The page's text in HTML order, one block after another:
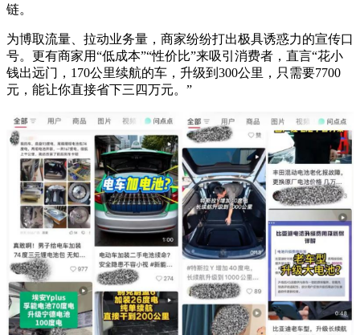
链。
为博取流量、拉动业务量，商家纷纷打出极具诱惑力的宣传口
号。更有商家用“低成本”“性价比”来吸引消费者，直言“花小
钱出远门，170公里续航的车，升级到300公里，只需要7700
元，能让你直接省下三四万元。”